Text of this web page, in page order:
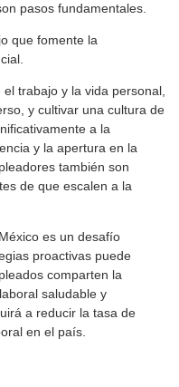
pasos fundamentales.
que fomente la
trabajo y la vida personal,
y cultivar una cultura de
a la
y la apertura en la
también son
de que escalen a la
es un desafío
proactivas puede
comparten la
saludable y
a reducir la tasa de
en el país.